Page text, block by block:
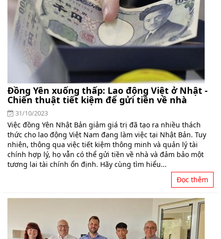
Đồng Yên xuống thấp: Lao động Việt ở Nhật -
Chiến thuật tiết kiệm để gửi tiền về nhà
31/10/2023
Việc đồng Yên Nhật Bản giảm giá trị đã tạo ra nhiều thách
thức cho lao động Việt Nam đang làm việc tại Nhật Bản. Tuy
nhiên, thông qua việc tiết kiệm thông minh và quản lý tài
chính hợp lý, họ vẫn có thể gửi tiền về nhà và đảm bảo một
tương lai tài chính ổn định. Hãy cùng tìm hiểu...
Đọc thêm